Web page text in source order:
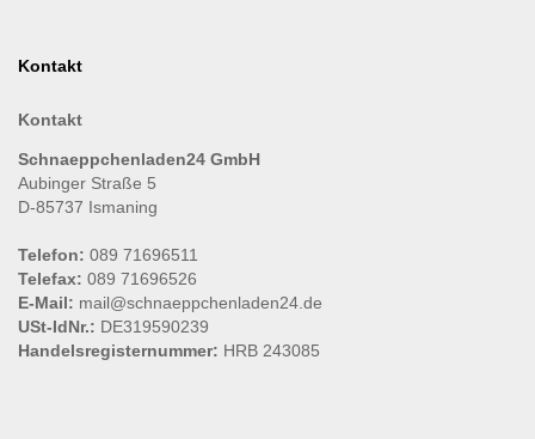
Kontakt
Kontakt
Schnaeppchenladen24 GmbH
Aubinger Straße 5
D-85737 Ismaning
Telefon: 089 71696511
Telefax: 089 71696526
E-Mail: mail@schnaeppchenladen24.de
USt-IdNr.: DE319590239
Handelsregisternummer: HRB 243085